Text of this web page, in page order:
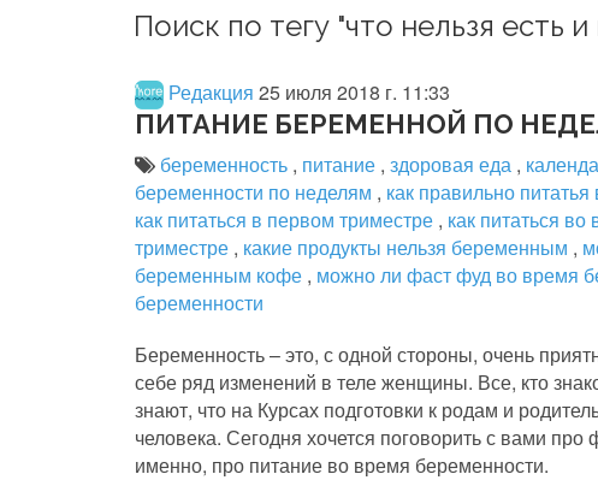
Поиск по тегу "что нельзя есть
Редакция 25 июля 2018 г. 11:33
ПИТАНИЕ БЕРЕМЕННОЙ ПО
беременность , питание , здоровая еда ,
беременности по неделям , как правильно
как питаться в первом триместре , как питаться
триместре , какие продукты нельзя беременным ,
беременным кофе , можно ли фаст фуд во время
беременности
Беременность – это, с одной стороны, очень
себе ряд изменений в теле женщины. Все, кто
знают, что на Курсах подготовки к родам и
человека. Сегодня хочется поговорить с вами
именно, про питание во время беременности.